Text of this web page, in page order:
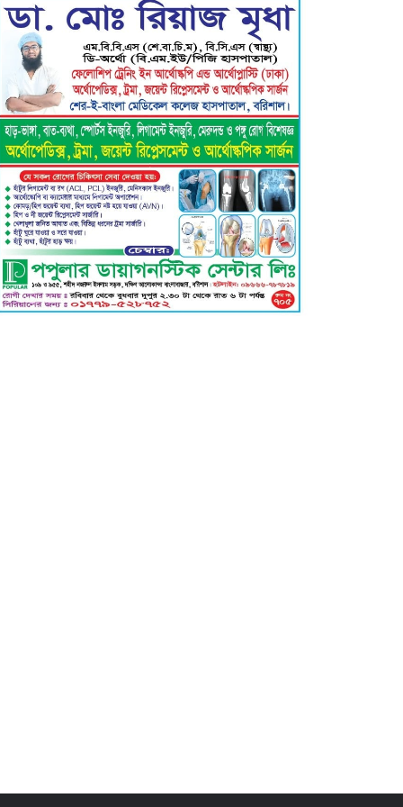
গৌরনদী প্রেসক্লাবের সাধারণ
সম্পাদকের ওপর হামলা, জেলা
সাংবাদিক ইউনিয়নের নিন্দা
বরিশাল ক্লাবের সভাপতি নির্বাচিত
হওয়ায় এ্যাডঃ মুজিবুর রহমান সরোয়ার
কে ফুলেল শুভেচ্ছা”